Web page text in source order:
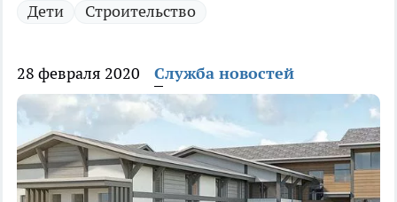
Дети Строительство
28 февраля 2020 Служба новостей